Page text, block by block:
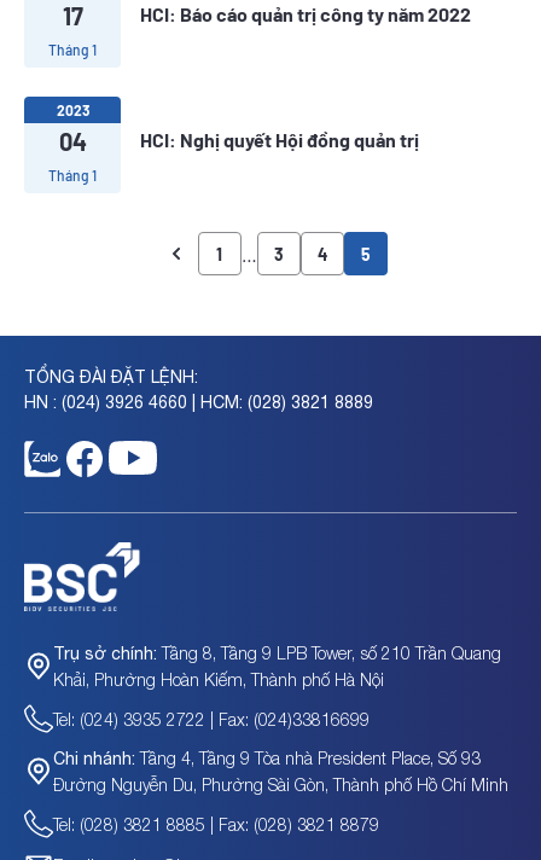
17
Tháng 1
HCI: Báo cáo quản trị công ty năm 2022
2023
04
Tháng 1
HCI: Nghị quyết Hội đồng quản trị
1 3 4 5
TỔNG ĐÀI ĐẶT LỆNH:
HN : (024) 3926 4660 | HCM: (028) 3821 8889
Trụ sở chính: Tầng 8, Tầng 9 LPB Tower, số 210 Trần Quang
Khải, Phường Hoàn Kiếm, Thành phố Hà Nội
Tel: (024) 3935 2722 | Fax: (024)33816699
Chi nhánh: Tầng 4, Tầng 9 Tòa nhà President Place, Số 93
Đường Nguyễn Du, Phường Sài Gòn, Thành phố Hồ Chí Minh
Tel: (028) 3821 8885 | Fax: (028) 3821 8879